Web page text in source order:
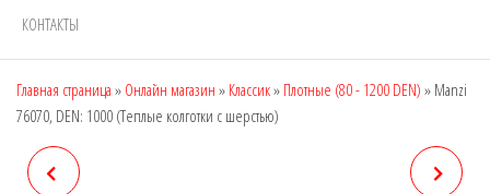
КОНТАКТЫ
Главная страница » Онлайн магазин » Классик» Плотные (80 - 1200 DEN) » Manzi
76070, DEN: 1000 (Теплые колготки с шерстью)